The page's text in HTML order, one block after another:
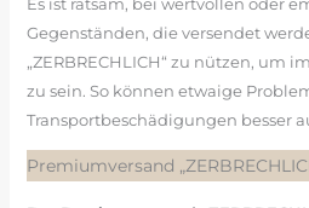
Es ist ratsam, bei wertvollen oder
Gegenständen, die versendet
„ZERBRECHLICH“ zu nützen, um
zu sein. So können etwaige
Transportbeschädigungen besser
Premiumversand